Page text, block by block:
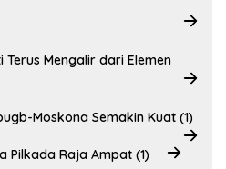
Terus Mengalir dari Elemen
Moskona Semakin Kuat (1)
Pilkada Raja Ampat (1)